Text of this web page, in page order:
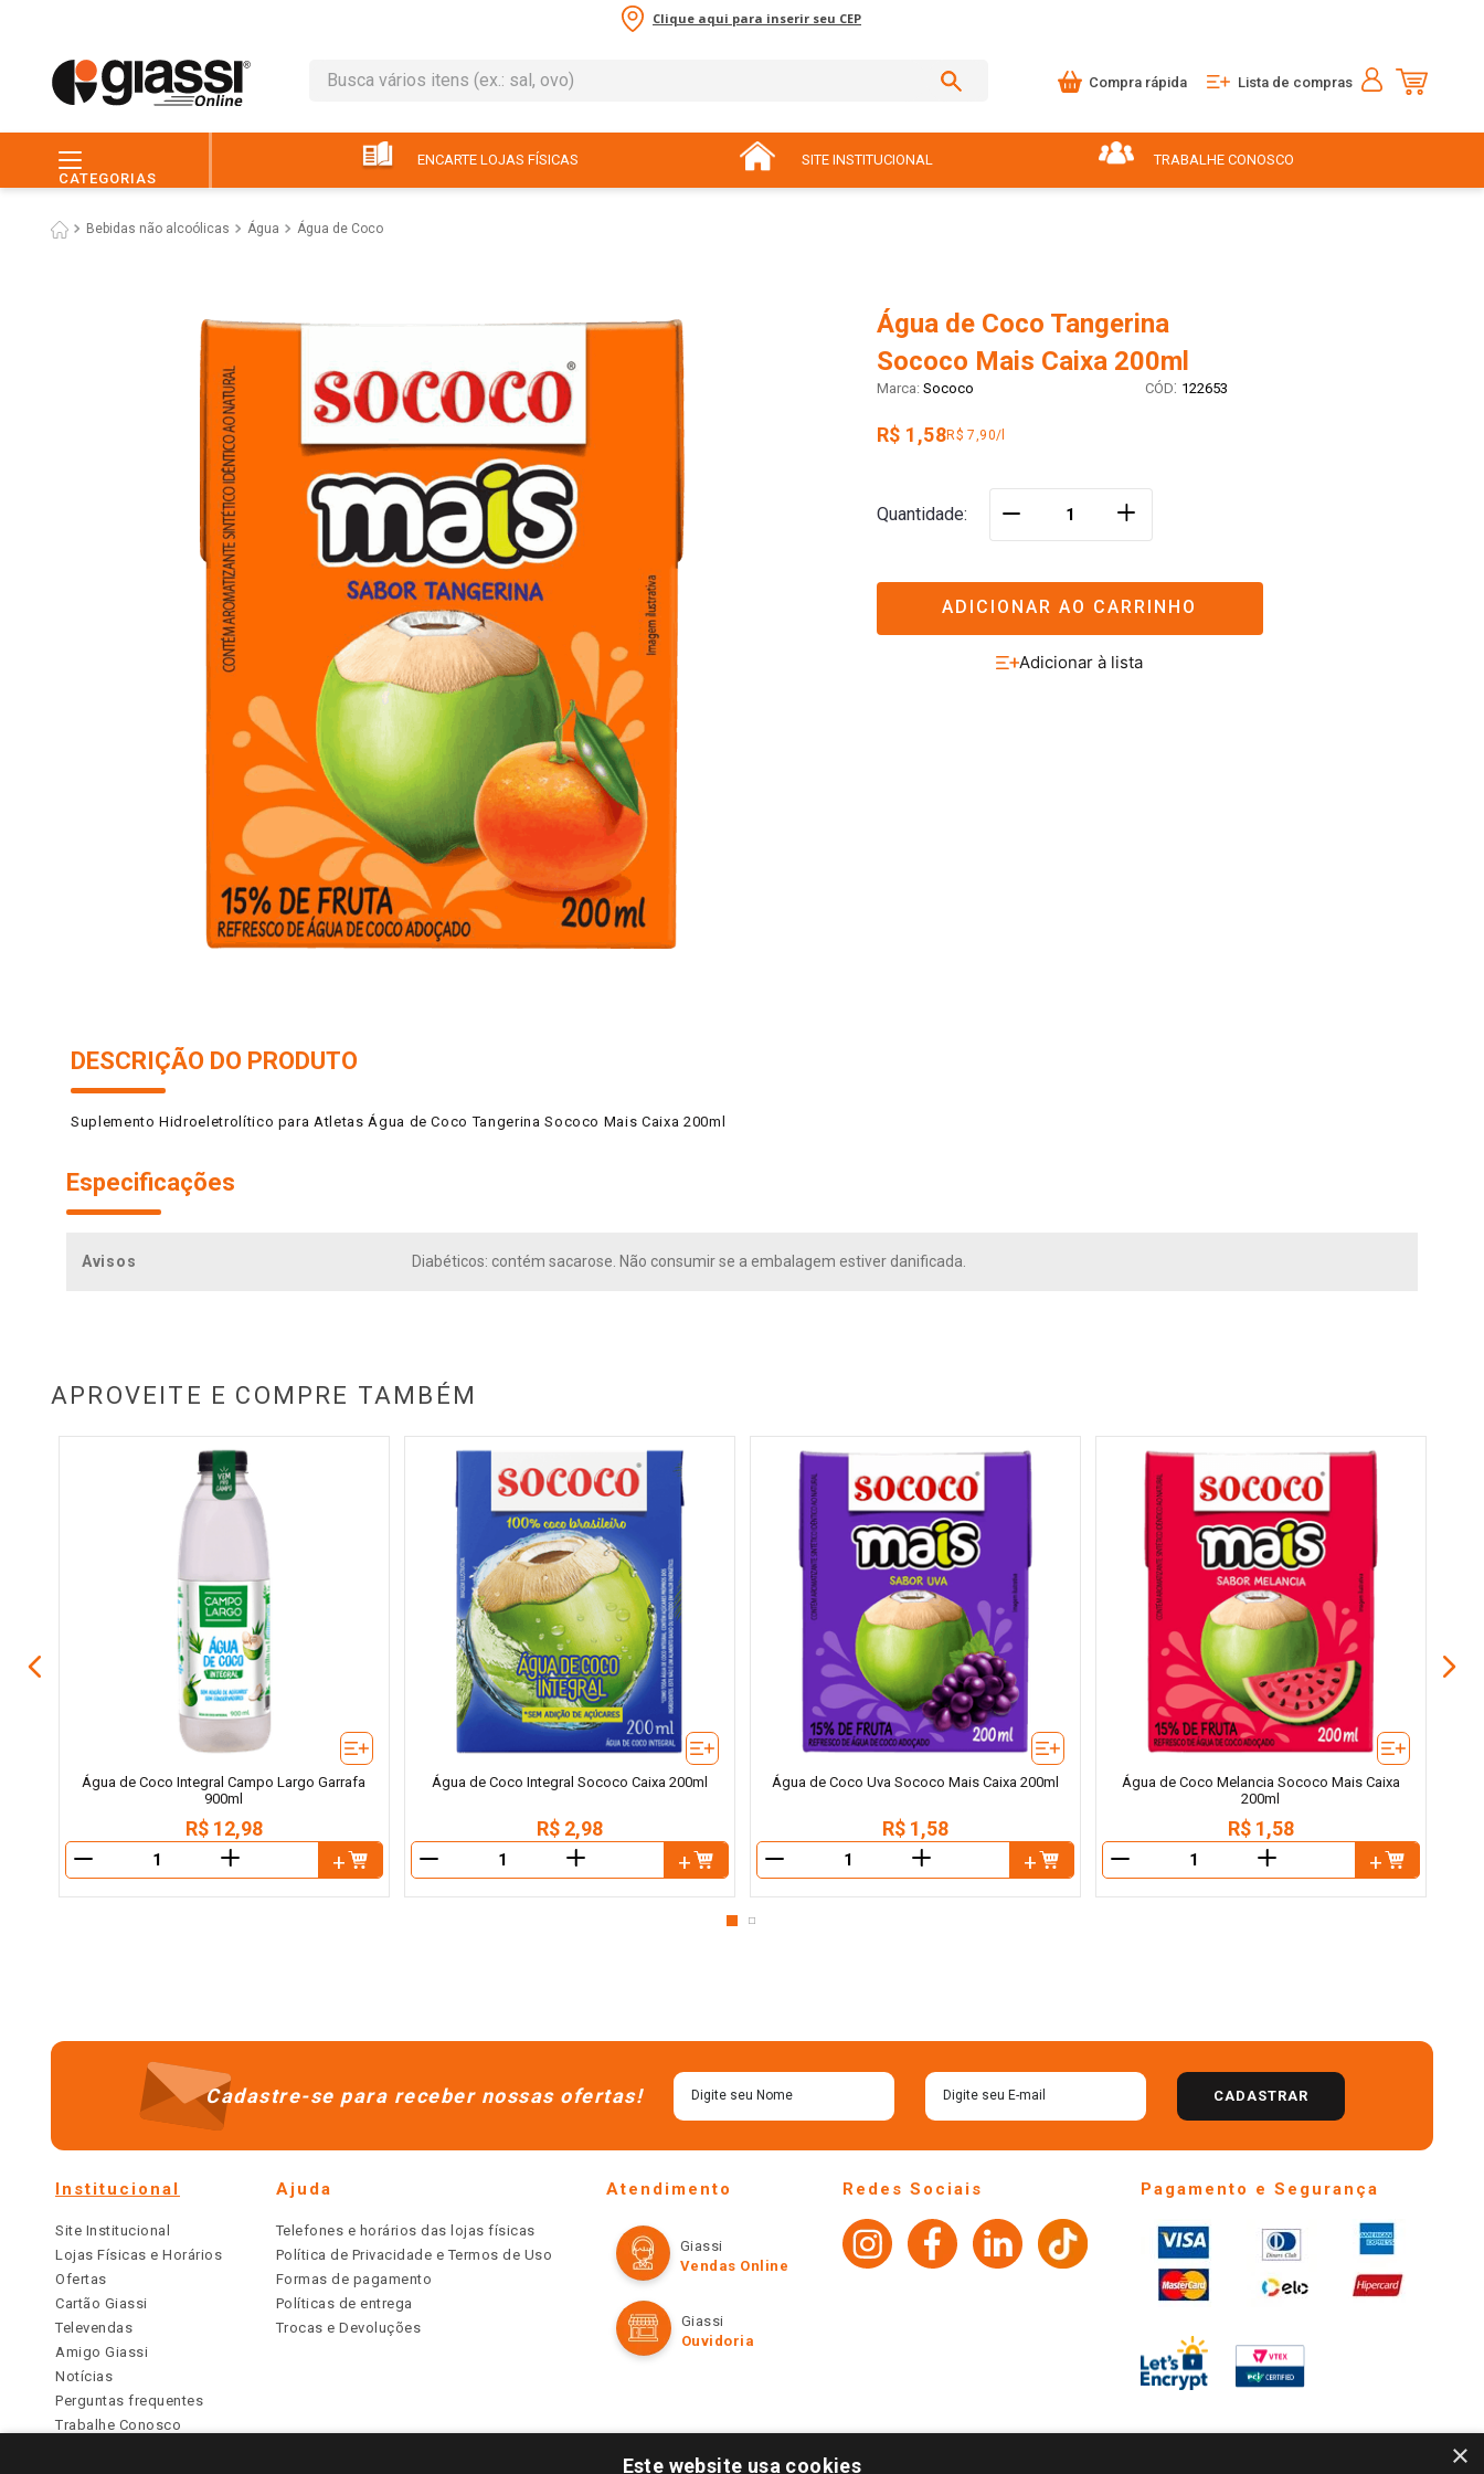
Clique aqui para inserir seu CEP
Busca vários itens (ex.: sal, ovo)
Compra rápida Lista de compras
CATEGORIAS
ENCARTE LOJAS FÍSICAS SITE INSTITUCIONAL TRABALHE CONOSCO
Bebidas não alcoólicas Água Água de Coco
Água de Coco Tangerina
Sococo Mais Caixa 200ml
Sococo : 122653
R$ 1,58R$ 7,90/l
Quantidade ＋
ADICIONAR AO CARRINHO
DESCRIÇÃO DO PRODUTO
Suplemento Hidroeletrolítico para Atletas Água de Coco Tangerina Sococo Mais Caixa 200ml
Especificações
Avisos Diabéticos: contém sacarose. Não consumir se a embalagem estiver danificada.
APROVEITE E COMPRE TAMBÉM
Água de Coco Integral Campo Largo Garrafa
900ml
R$ 12,98
＋
Água de Coco Integral Sococo Caixa 200ml
R$ 2,98
＋
Água de Coco Uva Sococo Mais Caixa 200ml
R$ 1,58
＋
Água de Coco Melancia Sococo Mais Caixa
200ml
R$ 1,58
＋
Cadastre-se para receber nossas ofertas! CADASTRAR
Institucional
Site Institucional
Lojas Físicas e Horários
Ofertas
Cartão Giassi
Televendas
Amigo Giassi
Notícias
Perguntas frequentes
Trabalhe Conosco
Ajuda
Telefones e horários das lojas físicas
Política de Privacidade e Termos de Uso
Formas de pagamento
Políticas de entrega
Trocas e Devoluções
Atendimento
Giassi
Vendas Online
Giassi
Ouvidoria
Redes Sociais Pagamento e Segurança
×
Este website usa cookies
leite
3º queijo
7º macarrão
8 iogurte
ovo
10º arroz